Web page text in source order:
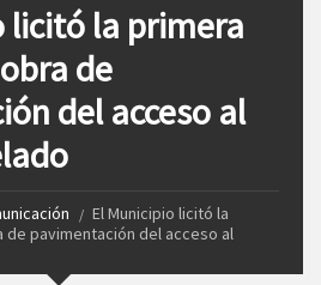
licitó la primera
de
del acceso al
El Municipio licitó la
pavimentación del acceso al